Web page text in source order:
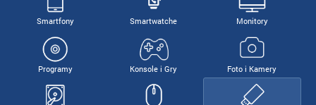
Smartfony Smartwatche Monitory
Programy Konsole i Gry Foto i Kamery